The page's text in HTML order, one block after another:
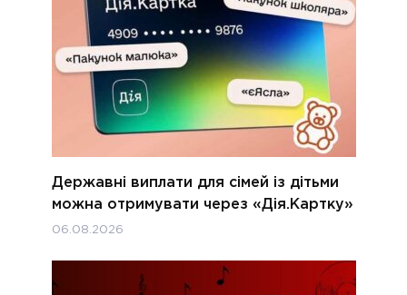
Державні виплати для сімей із дітьми
можна отримувати через «Дія.Картку»
06.08.2026